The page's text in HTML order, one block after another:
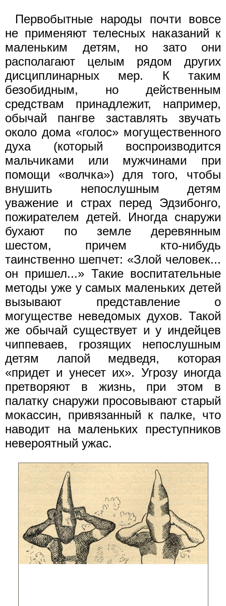
Первобытные народы почти вовсе
не применяют телесных наказаний к
маленьким детям, но зато они
располагают целым рядом других
дисциплинарных мер. К таким
безобидным, но действенным
средствам принадлежит, например,
обычай пангве заставлять звучать
около дома «голос» могущественного
духа (который воспроизводится
мальчиками или мужчинами при
помощи «волчка») для того, чтобы
внушить непослушным детям
уважение и страх перед Эдзибонго,
пожирателем детей. Иногда снаружи
бухают по земле деревянным
шестом, причем кто-нибудь
таинственно шепчет: «Злой человек...
он пришел...» Такие воспитательные
методы уже у самых маленьких детей
вызывают представление о
могуществе неведомых духов. Такой
же обычай существует и у индейцев
чиппеваев, грозящих непослушным
детям лапой медведя, которая
«придет и унесет их». Угрозу иногда
претворяют в жизнь, при этом в
палатку снаружи просовывают старый
мокассин, привязанный к палке, что
наводит на маленьких преступников
невероятный ужас.